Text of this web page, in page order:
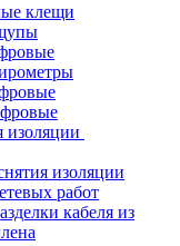
клещи
изоляции
изоляции
работ
кабеля из